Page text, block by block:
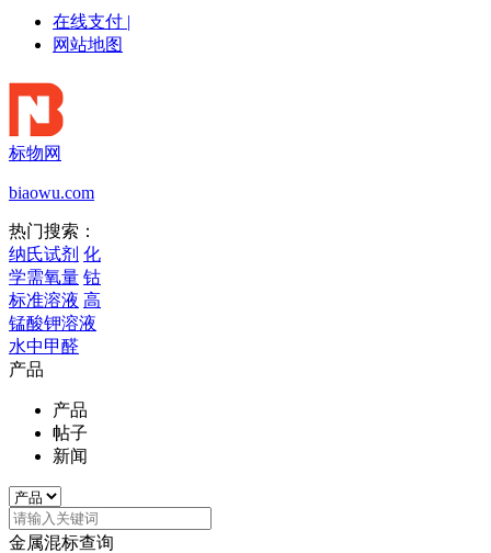
在线支付 |
网站地图
标物网
biaowu.com
热门搜索：
纳氏试剂 化
学需氧量 钴
标准溶液 高
锰酸钾溶液
水中甲醛
产品
产品
帖子
新闻
金属混标查询